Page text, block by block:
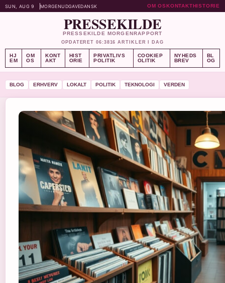
SUN, AUG 9 MORGENUDGAVEDANSK OM OSKONTAKTHISTORIE
PRESSEKILDE
PRESSEKILDE MORGENRAPPORT
OPDATERET 06:3816 ARTIKLER I DAG
HJ
EM
OM
OS
KONT
AKT
HIST
ORIE
PRIVATLIVS
POLITIK
COOKIEP
OLITIK
NYHEDS
BREV
BL
OG
BLOG ERHVERV LOKALT POLITIK TEKNOLOGI VERDEN